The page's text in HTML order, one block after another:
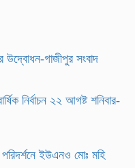
উদ্বোধন-গাজীপুর সংবাদ
নির্বাচন ২২ আগষ্ট শনিবার-
ইউএনও মোঃ মহি